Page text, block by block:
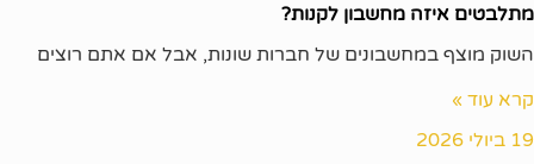
מתלבטים איזה מחשבון לקנות?
השוק מוצף במחשבונים של חברות שונות, אבל אם אתם רוצים
קרא עוד »
19 ביולי 2026